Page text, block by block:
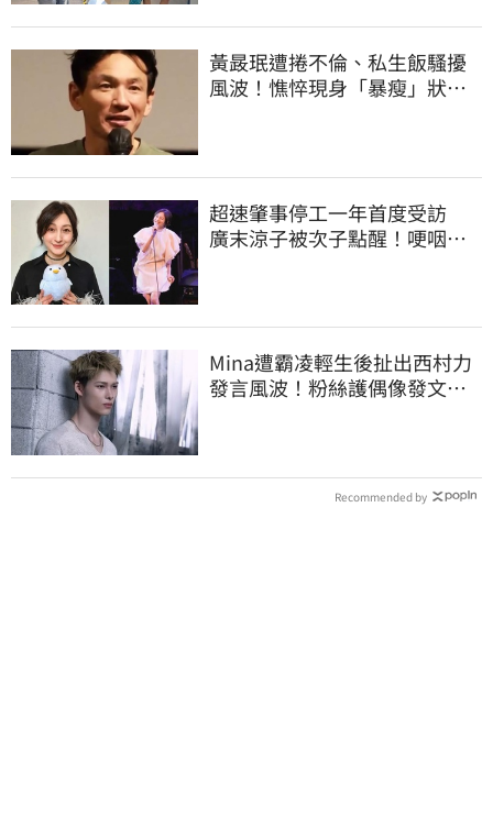
黃晸珉遭捲不倫、私生飯騷擾
風波！憔悴現身「暴瘦」狀態
超速肇事停工一年首度受訪
廣末涼子被次子點醒！哽咽吐
Mina遭霸凌輕生後扯出西村力
發言風波！粉絲護偶像發文：
Recommended by